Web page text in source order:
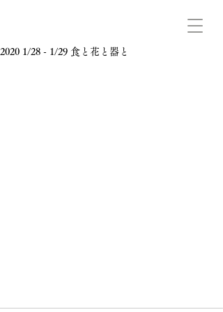
2020 1/28 - 1/29 食と花と器と